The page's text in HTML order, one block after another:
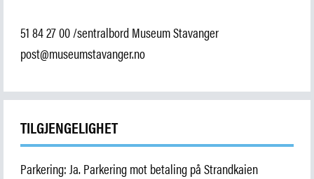
51 84 27 00 /sentralbord Museum Stavanger
post@museumstavanger.no
TILGJENGELIGHET
Parkering: Ja. Parkering mot betaling på Strandkaien